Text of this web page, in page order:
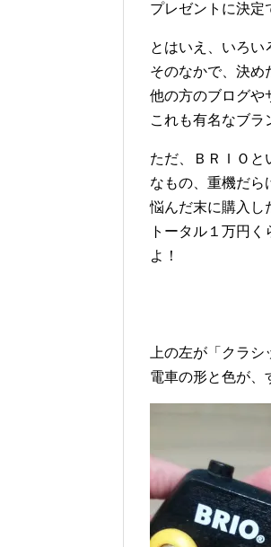
プレゼントに決定
とはいえ、いろい
そのなかで、決め
他の方のブログや
これも有名なブラ
ただ、ＢＲＩＯと
なもの、重機だら
悩んだ末に購入し
トータル１万円
よ！
上の左が「クラ
電車の形と色が、